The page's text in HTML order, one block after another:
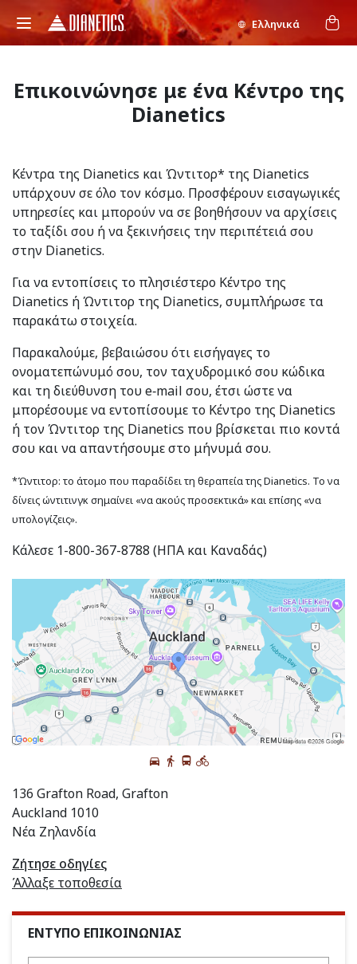
Ελληνικά
Επικοινώνησε με ένα Κέντρο της
Dianetics
Κέντρα της Dianetics και Ώντιτορ* της Dianetics
υπάρχουν σε όλο τον κόσμο. Προσφέρουν εισαγωγικές
υπηρεσίες και μπορούν να σε βοηθήσουν να αρχίσεις
το ταξίδι σου ή να ξεκινήσεις την περιπέτειά σου
στην Dianetics.
Για να εντοπίσεις το πλησιέστερο Κέντρο της
Dianetics ή Ώντιτορ της Dianetics, συμπλήρωσε τα
παρακάτω στοιχεία.
Παρακαλούμε, βεβαιώσου ότι εισήγαγες το
ονοματεπώνυμό σου, τον ταχυδρομικό σου κώδικα
και τη διεύθυνση του e‑mail σου, έτσι ώστε να
μπορέσουμε να εντοπίσουμε το Κέντρο της Dianetics
ή τον Ώντιτορ της Dianetics που βρίσκεται πιο κοντά
σου και να απαντήσουμε στο μήνυμά σου.
*Ώντιτορ: το άτομο που παραδίδει τη θεραπεία της Dianetics. Το να
δίνεις ώντιτινγκ σημαίνει «να ακούς προσεκτικά» και επίσης «να
υπολογίζεις».
Κάλεσε 1-800-367-8788 (ΗΠΑ και Καναδάς)
136 Grafton Road, Grafton
Auckland 1010
Νέα Ζηλανδία
Ζήτησε οδηγίες
Άλλαξε τοποθεσία
ΕΝΤΥΠΟ ΕΠΙΚΟΙΝΩΝΙΑΣ